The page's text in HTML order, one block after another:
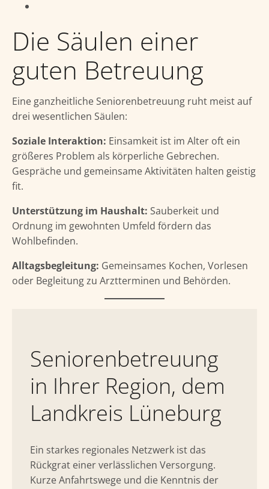
Die Säulen einer
guten Betreuung
Eine ganzheitliche Seniorenbetreuung ruht meist auf
drei wesentlichen Säulen:
Soziale Interaktion: Einsamkeit ist im Alter oft ein
größeres Problem als körperliche Gebrechen.
Gespräche und gemeinsame Aktivitäten halten geistig
fit.
Unterstützung im Haushalt: Sauberkeit und
Ordnung im gewohnten Umfeld fördern das
Wohlbefinden.
Alltagsbegleitung: Gemeinsames Kochen, Vorlesen
oder Begleitung zu Arztterminen und Behörden.
Seniorenbetreuung
in Ihrer Region, dem
Landkreis Lüneburg
Ein starkes regionales Netzwerk ist das
Rückgrat einer verlässlichen Versorgung.
Kurze Anfahrtswege und die Kenntnis der